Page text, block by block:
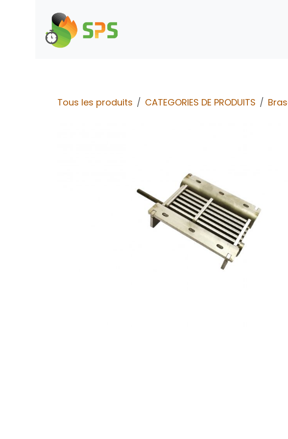
Tous les produits CATEGORIES DE PRODUITS